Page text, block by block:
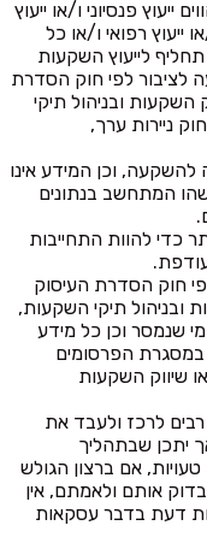
ייעוץ פנסיוני ו/או ייעוץ
ייעוץ רפואי ו/או כל
תחליף לייעוץ השקעות
לציבור לפי חוק הסדרת
השקעות ובניהול תיקי
1995, ולפי חוק ניירות ערך,
וכן המידע אינו
המתחשב בנתונים
כדי להוות התחייבות
חוק הסדרת העיסוק
ובניהול תיקי השקעות,
פרסומי שנמסר וכן כל מידע
הפרסומים
שיווק השקעות
לרכז ולעבד את
יתכן שבתהליך
אם ברצון הגולש
אותם ולאמתם, אין
דעת בדבר עסקאות